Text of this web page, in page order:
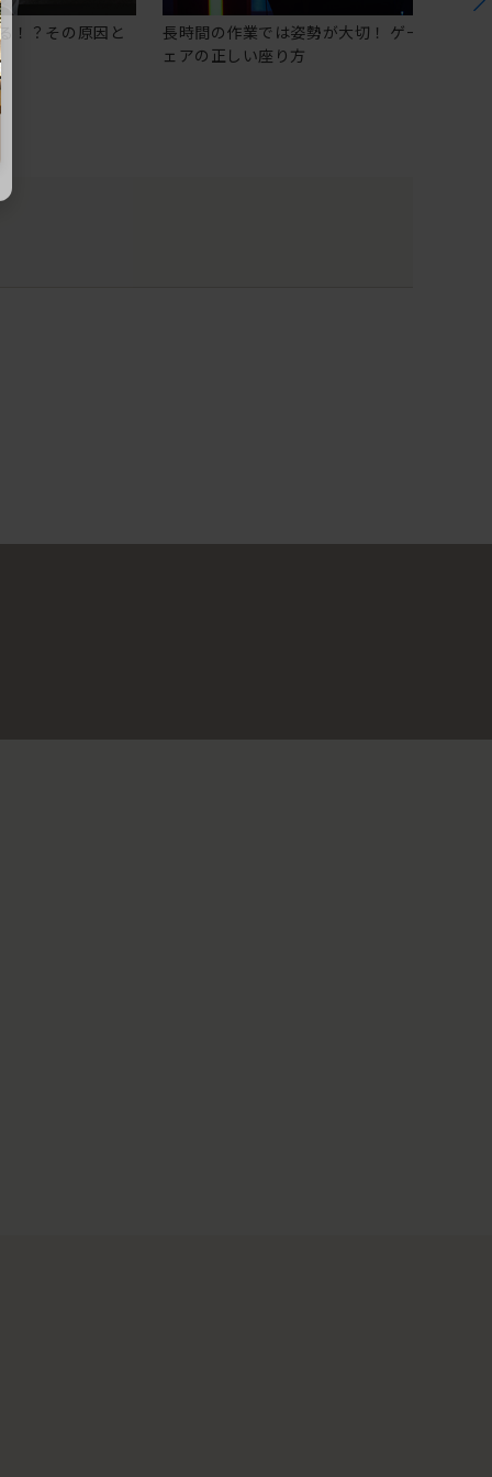
！？その原因と
長時間の作業では姿勢が大切！ ゲーミングチ
ェアの正しい座り方